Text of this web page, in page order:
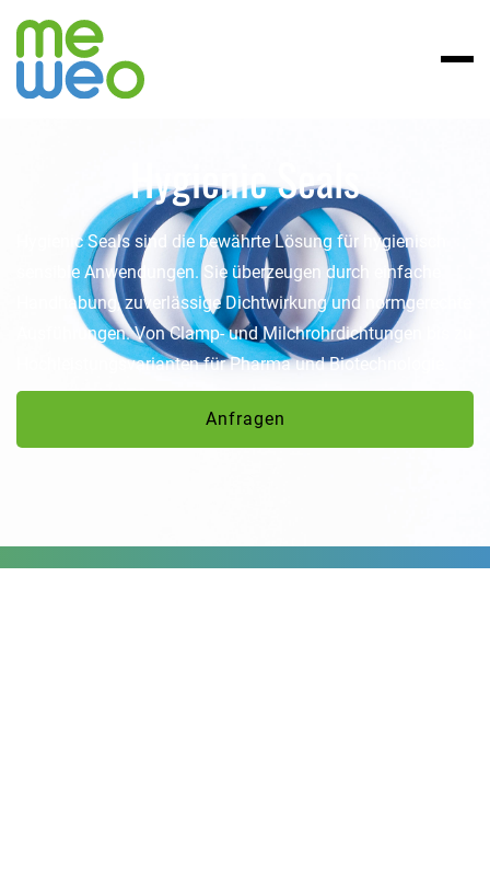
Hygienic Seals
Hygienic Seals sind die bewährte Lösung für hygienisch
sensible Anwendungen. Sie überzeugen durch einfache
Handhabung, zuverlässige Dichtwirkung und normgerechte
Ausführungen. Von Clamp- und Milchrohrdichtungen bis zu
Hochleistungsvarianten für Pharma und Biotechnologie.
Anfragen